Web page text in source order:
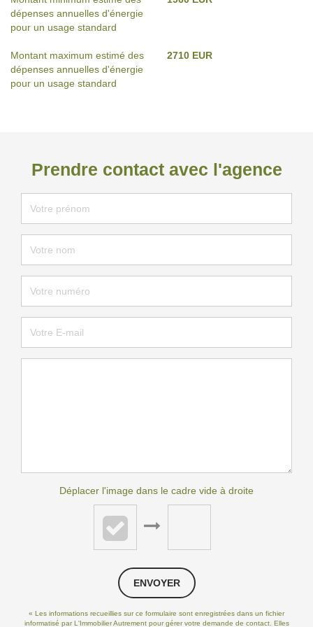
dépenses annuelles d'énergie
pour un usage standard
Montant maximum estimé des
dépenses annuelles d'énergie
pour un usage standard
2710 EUR
Prendre contact avec l'agence
Déplacer l'image dans le cadre vide à droite
ENVOYER
« Les informations recueillies sur ce formulaire sont enregistrées dans un fichier
informatisé par L'Immobilier Autrement pour gérer votre demande de contact. Elles